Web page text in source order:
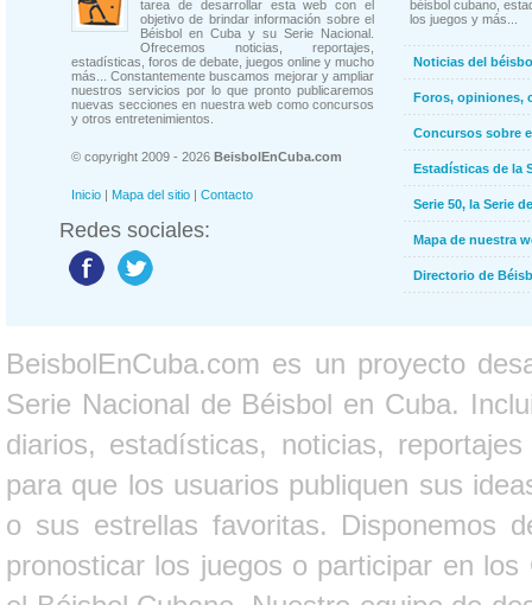
tarea de desarrollar esta web con el
objetivo de brindar información sobre el
Béisbol en Cuba y su Serie Nacional.
Ofrecemos noticias, reportajes,
estadísticas, foros de debate, juegos online y mucho
más... Constantemente buscamos mejorar y ampliar
nuestros servicios por lo que pronto publicaremos
nuevas secciones en nuestra web como concursos
y otros entretenimientos.
© copyright 2009 - 2026 BeisbolEnCuba.com
Inicio | Mapa del sitio | Contacto
Redes sociales:
béisbol cubano,
los juegos y más...
Noticias del
Foros, opiniones,
Concursos sobre
Estadísticas de la
Serie 50, la Serie
Mapa de nuestra
Directorio de
BeisbolEnCuba.com es un proyecto
Serie Nacional de Béisbol en Cuba.
diarios, estadísticas, noticias,
para que los usuarios publiquen sus
o sus estrellas favoritas. Disponemos
pronosticar los juegos o participar en